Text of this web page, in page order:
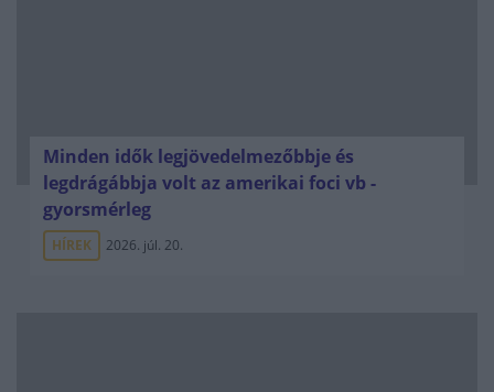
Minden idők legjövedelmezőbbje és
legdrágábbja volt az amerikai foci vb -
gyorsmérleg
HÍREK 2026. júl. 20.